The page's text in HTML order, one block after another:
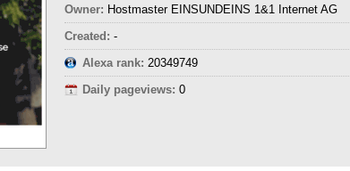
Owner: Hostmaster EINSUNDEINS 1&1 Internet AG
Created: -
Alexa rank: 20349749
Daily pageviews: 0